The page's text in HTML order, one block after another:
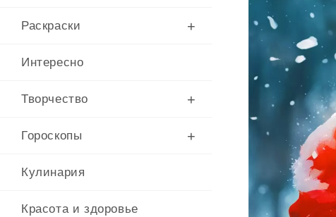
Раскраски
Интересно
Творчество
Гороскопы
Кулинария
Красота и здоровье